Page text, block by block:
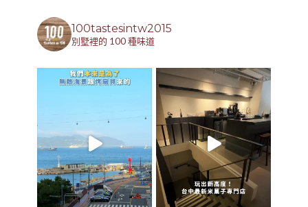
100tastesintw2015
別墅裡的 100 種味道